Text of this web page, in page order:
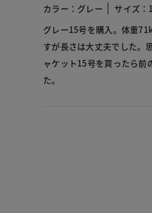
カラー：グレー
サイズ：
グレー15号を購入。体重
すが長さは大丈夫でした。
ャケット15号を買ったら前
た。